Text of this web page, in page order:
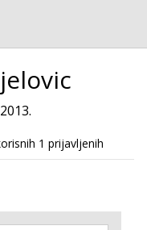
1 prijavljenih